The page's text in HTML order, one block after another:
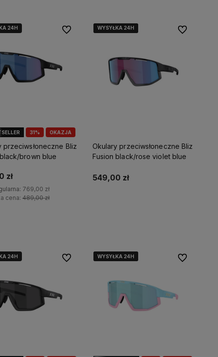
31% OKAZJA
24H
przeciwsłoneczne Bliz
brown blue
zł
769,00 zł
cena: 489,00 zł
Do ulubionychWYSYŁKA 24H
WYSYŁKA 24H
WYSYŁKA 24H
Okulary przeciwsłoneczne Bliz
Fusion black/rose violet blue
549,00 zł
Do ulubionych
24H Do ulubionychWYSYŁKA 24H
WYSYŁKA 24H
WYSYŁKA 24H Do ulubionych